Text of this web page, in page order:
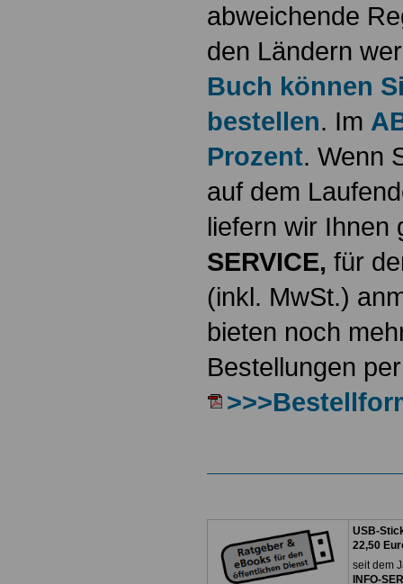
abweichende
den Ländern
Buch können
bestellen. Im
Prozent. Wenn
auf dem
liefern wir
SERVICE, für
(inkl. MwSt.)
bieten noch
Bestellungen
USB-
22,50
seit dem
INFO-